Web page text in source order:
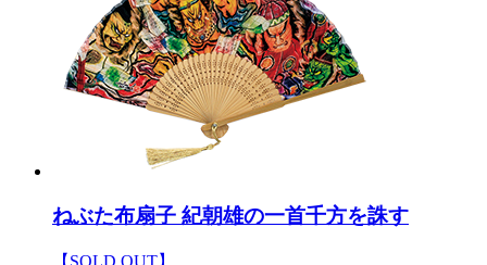
ねぶた布扇子 紀朝雄の一首千方を誅す
【SOLD OUT】